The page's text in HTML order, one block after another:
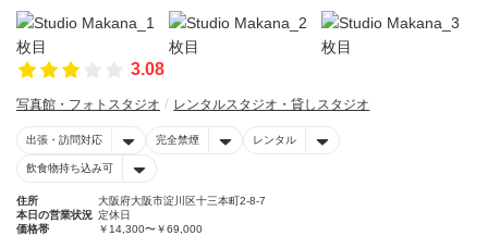
3.08
写真館・フォトスタジオ レンタルスタジオ・貸しスタジオ
出張・訪問対応 完全禁煙 レンタル
飲食物持ち込み可
住所
大阪府大阪市淀川区十三本町2-8-7
本日の営業状況 定休日
価格帯
￥14,300〜￥69,000